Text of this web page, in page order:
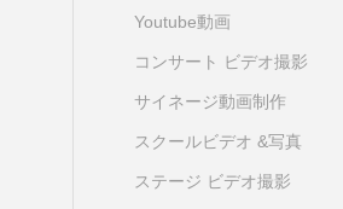
Youtube動画
コンサート ビデオ撮影
サイネージ動画制作
スクールビデオ &写真
ステージ ビデオ撮影